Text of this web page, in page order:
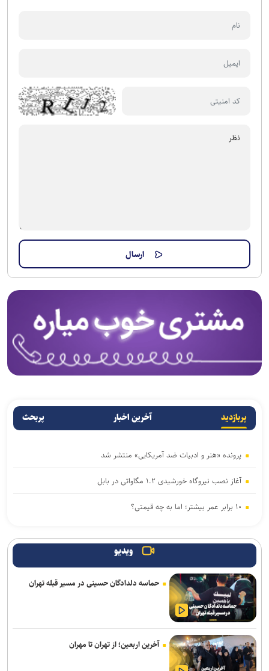
پربازدید آخرین اخبار پربحث
پرونده «هنر و ادبیات ضد آمریکایی» منتشر شد
آغاز نصب نیروگاه خورشیدی ۱.۲ مگاواتی در بابل
۱۰ برابر عمر بیشتر؛ اما به چه قیمتی؟
ویدیو
حماسه دلدادگان حسینی در مسیر قبله تهران
آخرین اربعین؛ از تهران تا مهران